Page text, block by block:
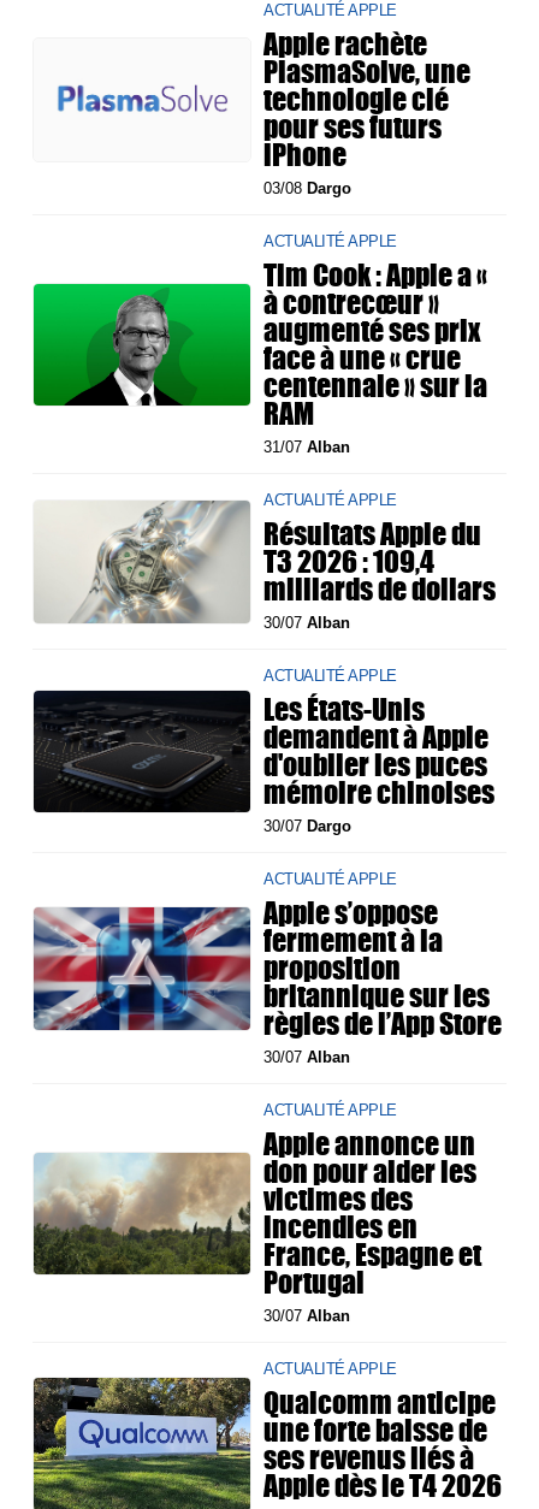
ACTUALITÉ APPLE
Apple rachète
PlasmaSolve, une
technologie clé
pour ses futurs
iPhone
03/08 Dargo
ACTUALITÉ APPLE
Tim Cook : Apple a «
à contrecœur »
augmenté ses prix
face à une « crue
centennale » sur la
RAM
31/07Alban
ACTUALITÉ APPLE
Résultats Apple du
T3 2026 : 109,4
milliards de dollars
30/07Alban
ACTUALITÉ APPLE
Les États-Unis
demandent à Apple
d'oublier les puces
mémoire chinoises
30/07 Dargo
ACTUALITÉ APPLE
Apple s’oppose
fermement à la
proposition
britannique sur les
règles de l’App Store
30/07Alban
ACTUALITÉ APPLE
Apple annonce un
don pour aider les
victimes des
incendies en
France, Espagne et
Portugal
30/07Alban
ACTUALITÉ APPLE
Qualcomm anticipe
une forte baisse de
ses revenus liés à
Apple dès le T4 2026